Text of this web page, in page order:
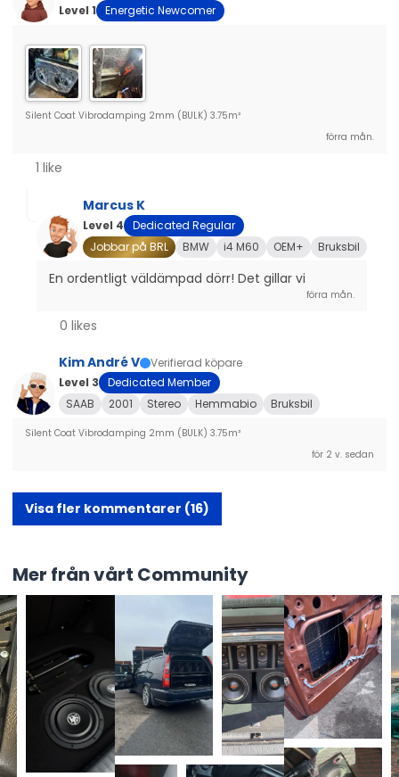
Level 1
Energetic Newcomer
Silent Coat Vibrodamping 2mm (BULK) 3.75m²
förra mån.
1 like
Marcus K
Level 4
Dedicated Regular
Jobbar på BRL
BMW i4 M60 OEM+ Bruksbil
En ordentligt väldämpad dörr! Det gillar vi
förra mån.
0 likes
Kim André V
Verifierad köpare
Level 3
Dedicated Member
SAAB
2001 Stereo Hemmabio Bruksbil
Silent Coat Vibrodamping 2mm (BULK) 3.75m²
för 2 v. sedan
Visa fler kommentarer (16)
Mer från vårt Community